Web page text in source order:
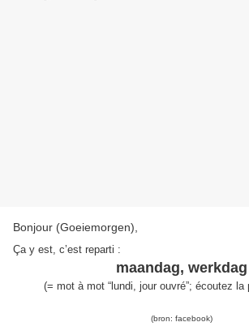
Bonjour (Goeiemorgen),
Ça y est, c’est reparti :
maandag, werkdag
(= mot à mot “lundi, jour ouvré”; écoutez la
(bron: facebook)